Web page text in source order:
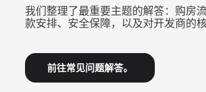
我们整理了最重要主题的解答：购房
款安排、安全保障，以及对开发商的核
前往常见问题解答。